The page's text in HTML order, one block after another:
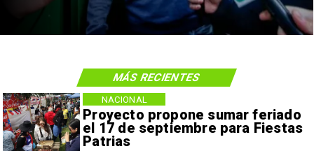
Proyecto propone sumar feriado
el 17 de septiembre para Fiestas
Patrias
NACIONAL
MÁS RECIENTES